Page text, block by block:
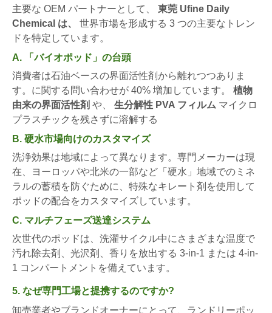
主要な OEM パートナーとして、 東莞 Ufine Daily
Chemical は、
世界市場を形成する 3 つの主要なトレン
ドを特定しています。
A. 「バイオポッド」の台頭
消費者は石油ベースの界面活性剤から離れつつありま
す。に関する問い合わせが 40% 増加しています。 植物
由来の界面活性剤 や、 生分解性 PVA フィルム マイクロ
プラスチックを残さずに溶解する
B. 硬水市場向けのカスタマイズ
洗浄効果は地域によって異なります。専門メーカーは現
在、ヨーロッパや北米の一部など「硬水」地域でのミネ
ラルの蓄積を防ぐために、特殊なキレート剤を使用して
ポッドの配合をカスタマイズしています。
C. マルチフェーズ送達システム
次世代のポッドは、洗濯サイクル中にさまざまな温度で
汚れ除去剤、光沢剤、香りを放出する 3-in-1 または 4-in-
1 コンパートメントを備えています。
5. なぜ専門工場と提携するのですか?
卸売業者やブランドオーナーにとって、ランドリーポッ